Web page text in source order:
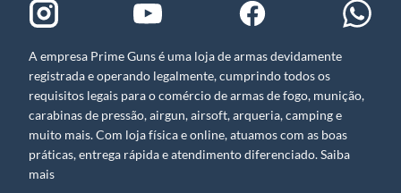
A empresa Prime Guns é uma loja de armas devidamente
registrada e operando legalmente, cumprindo todos os
requisitos legais para o comércio de armas de fogo, munição,
carabinas de pressão, airgun, airsoft, arqueria, camping e
muito mais. Com loja física e online, atuamos com as boas
práticas, entrega rápida e atendimento diferenciado. Saiba
mais